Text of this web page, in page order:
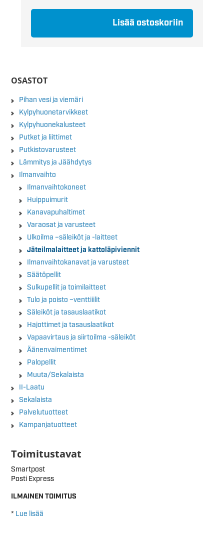
Lisää ostoskoriin
OSASTOT
Pihan vesi ja viemäri
Kylpyhuonetarvikkeet
Kylpyhuonekalusteet
Putket ja liittimet
Putkistovarusteet
Lämmitys ja Jäähdytys
Ilmanvaihto
Ilmanvaihtokoneet
Huippuimurit
Kanavapuhaltimet
Varaosat ja varusteet
Ulkoilma –säleiköt ja -laitteet
Jäteilmalaitteet ja kattoläpiviennit
Ilmanvaihtokanavat ja varusteet
Säätöpellit
Sulkupellit ja toimilaitteet
Tulo ja poisto –venttiiilit
Säleiköt ja tasauslaatikot
Hajottimet ja tasauslaatikot
Vapaavirtaus ja siirtoilma -säleiköt
Äänenvaimentimet
Palopellit
Muuta/Sekalaista
II-Laatu
Sekalaista
Palvelutuotteet
Kampanjatuotteet
Toimitustavat
Smartpost
Posti Express
ILMAINEN TOIMITUS
* Lue lisää